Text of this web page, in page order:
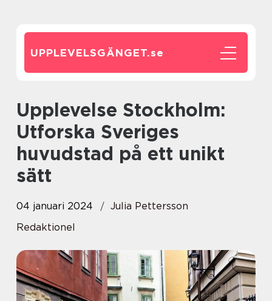
UPPLEVELSGÄNGET.se
Upplevelse Stockholm:
Utforska Sveriges
huvudstad på ett unikt
sätt
04 januari 2024
Julia Pettersson
Redaktionel